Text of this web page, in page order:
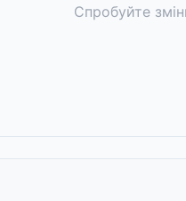
Спробуйте